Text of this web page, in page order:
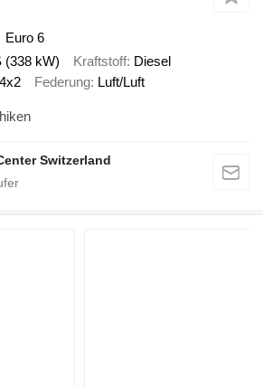
Euro 6
(338 kW) Kraftstoff Diesel
4x2 Federung Luft/Luft
Switzerland